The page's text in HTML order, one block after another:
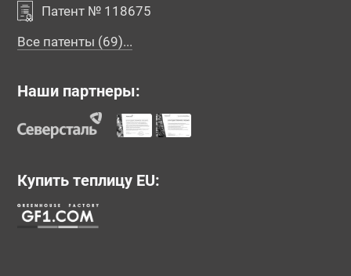
Патент № 118675
Все патенты (69)...
Наши партнеры:
Купить теплицу EU: